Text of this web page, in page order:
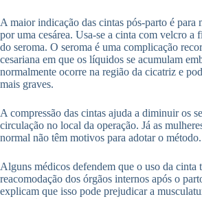
A maior indicação das cintas pós-parto é para
por uma cesárea. Usa-se a cinta com velcro a
do seroma. O seroma é uma complicação
cesariana em que os líquidos se acumulam
normalmente ocorre na região da cicatriz e
mais graves.
A compressão das cintas ajuda a diminuir os
circulação no local da operação. Já as
normal não têm motivos para adotar o método.
Alguns médicos defendem que o uso da cinta
reacomodação dos órgãos internos após o
explicam que isso pode prejudicar a